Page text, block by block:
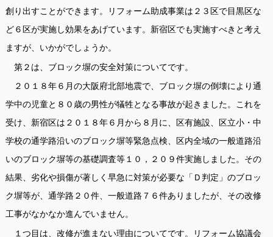
創り出すことができます。リフォーム助成事業は２３区で目黒区な
ど６区が実施し効果をあげています。新宿区でも実施すべきと考え
ますが、いかがでしょうか。
第２は、ブロック塀の安全対策についてです。
２０１８年６月の大阪府北部地震で、ブロック塀の倒壊により通
学中の児童と８０歳の男性が犠牲となる事故が起きました。これを
受け、新宿区は２０１８年６月から８月に、区有施設、区立小・中
学校の通学路沿いのブロック塀等緊急点検、区内全域の一般道路沿
いのブロック塀等の基礎調査等１０，２０９件実施しました。その
結果、劣化や損傷が著しく早急に対策が必要な「Ｄ判定」のブロッ
ク塀等が、通学路２０件、一般道路７６件ありましたが、その改修
工事がなかなか進んでいません。
１つ目は、改修が進まない理由についてです。リフォーム協議会